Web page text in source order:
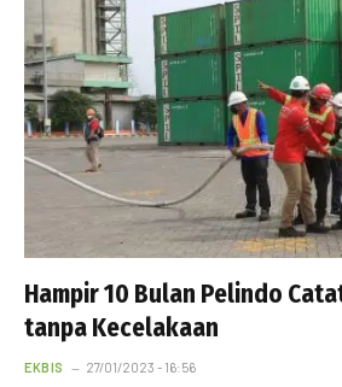
Hampir 10 Bulan Pelindo
tanpa Kecelakaan
EKBIS 27/01/2023 - 16:56